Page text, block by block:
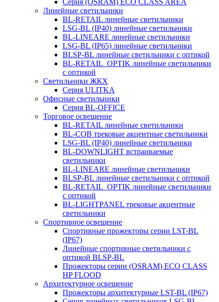
Серия (ОSRAM) ECO CLASS AREA
Линейные светильники
BL-RETAIL линейные светильники
LSG-BL (IP40) линейные светильники
BL-LINEARE линейные светильники
LSG-BL (IP65) линейные светильники
BLSP-BL линейные светильники с оптикой
BL-RETAIL_OPTIK линейные светильники
с оптикой
Светильники ЖКХ
Серия ULITKA
Офисные светильники
Серия BL-OFFICE
Торговое освещение
BL-RETAIL линейные светильники
BL-COB трековые акцентные светильники
LSG-BL (IP40) линейные светильники
BL-DOWNLIGHT встраиваемые
светильники
BL-LINEARE линейные светильники
BLSP-BL линейные светильники с оптикой
BL-RETAIL_OPTIK линейные светильники
с оптикой
BL-LIGHTPANEL трековые акцентные
светильники
Спортивное освещение
Спортивные прожекторы серии LST-BL
(IP67)
Линейные спортивные светильники с
оптикой BLSP-BL
Прожекторы серии (OSRAM) ECO CLASS
HP FLOOD
Архитектурное освещение
Прожекторы архитектурные LST-BL (IP67)